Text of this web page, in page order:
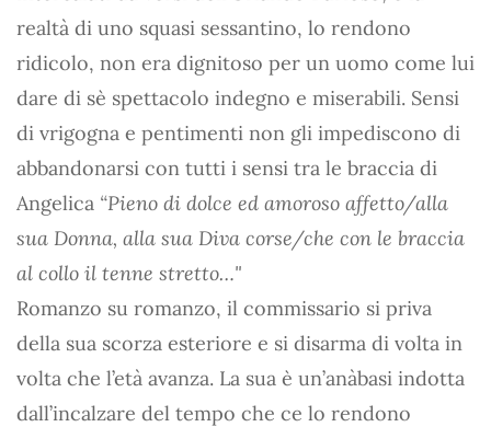
realtà di uno squasi sessantino, lo rendono
ridicolo, non era dignitoso per un uomo come lui
dare di sè spettacolo indegno e miserabili. Sensi
di vrigogna e pentimenti non gli impediscono di
abbandonarsi con tutti i sensi tra le braccia di
Angelica “Pieno di dolce ed amoroso affetto/alla
sua Donna, alla sua Diva corse/che con le braccia
al collo il tenne stretto…"
Romanzo su romanzo, il commissario si priva
della sua scorza esteriore e si disarma di volta in
volta che l’età avanza. La sua è un’anàbasi indotta
dall’incalzare del tempo che ce lo rendono